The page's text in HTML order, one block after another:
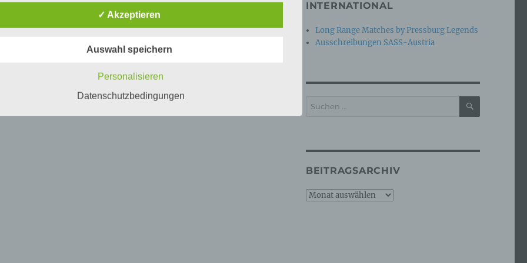
INTERNATIONAL
Long Range Matches by Pressburg Legends
Ausschreibungen SASS-Austria
Suchen
SUCHEN
BEITRAGSARCHIV
Beitragsarchiv
Maßnahmen umgesetzt, um einen möglichst
Schutz der über diese Internetseite verarbeiteten
Daten sicherzustellen. Dennoch können
sodass ein absoluter Schutz nicht gewährleistet werden kann.
Daten auch auf alternativen Wegen, beispielsweise
✓ Akzeptieren
Auswahl speichern
Personalisieren
Datenschutzbedingungen